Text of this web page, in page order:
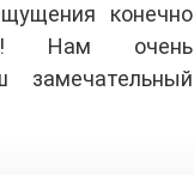
конечно
Нам очень
замечательный